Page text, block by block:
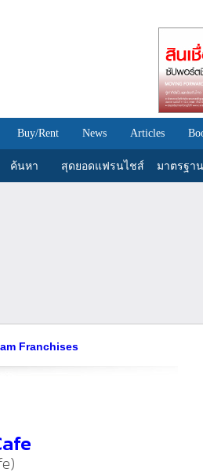
Buy/Rent News Articles
ค้นหา สุดยอดแฟรนไชส์ มาตรฐา
Franchises